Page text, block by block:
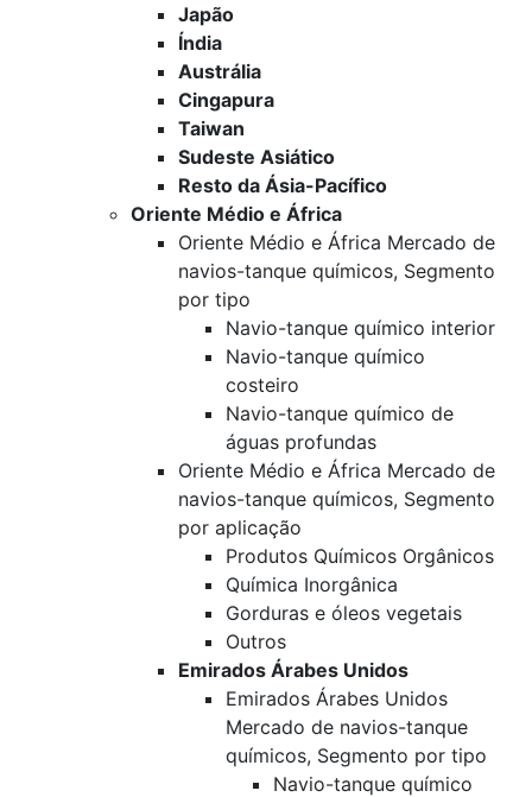
Japão
Índia
Austrália
Cingapura
Taiwan
Sudeste Asiático
Resto da Ásia-Pacífico
Oriente Médio e África
Oriente Médio e África Mercado de
navios-tanque químicos, Segmento
por tipo
Navio-tanque químico interior
Navio-tanque químico
costeiro
Navio-tanque químico de
águas profundas
Oriente Médio e África Mercado de
navios-tanque químicos, Segmento
por aplicação
Produtos Químicos Orgânicos
Química Inorgânica
Gorduras e óleos vegetais
Outros
Emirados Árabes Unidos
Emirados Árabes Unidos
Mercado de navios-tanque
químicos, Segmento por tipo
Navio-tanque químico